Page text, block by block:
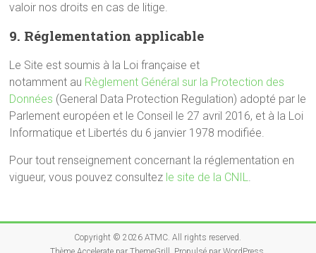
valoir nos droits en cas de litige.
9. Réglementation applicable
Le Site est soumis à la Loi française et
notamment au Règlement Général sur la Protection des
Données (General Data Protection Regulation) adopté par le
Parlement européen et le Conseil le 27 avril 2016, et à la Loi
Informatique et Libertés du 6 janvier 1978 modifiée.
Pour tout renseignement concernant la réglementation en
vigueur, vous pouvez consultez le site de la CNIL.
Copyright © 2026ATMC. All rights reserved.